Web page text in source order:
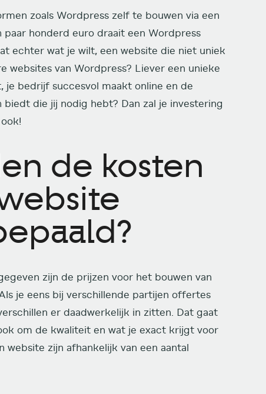
zoals Wordpress zelf te bouwen via een
paar honderd euro draait een Wordpress
echter wat je wilt, een website die niet uniek
websites van Wordpress? Liever een unieke
bedrijf succesvol maakt online en de
die jij nodig hebt? Dan zal je investering
de kosten
zijn de prijzen voor het bouwen van
je eens bij verschillende partijen offertes
er daadwerkelijk in zitten. Dat gaat
om de kwaliteit en wat je exact krijgt voor
website zijn afhankelijk van een aantal